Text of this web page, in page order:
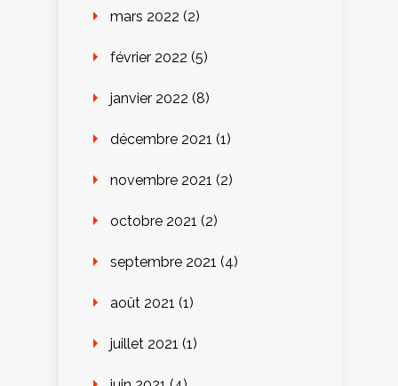
mars 2022 (2)
février 2022 (5)
janvier 2022 (8)
décembre 2021 (1)
novembre 2021 (2)
octobre 2021 (2)
septembre 2021 (4)
août 2021 (1)
juillet 2021 (1)